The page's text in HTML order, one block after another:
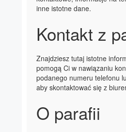
inne istotne dane.
Kontakt z
Znajdziesz tutaj istotne
pomogą Ci w nawiązaniu
podanego numeru telefonu
aby skontaktować się z
O parafii